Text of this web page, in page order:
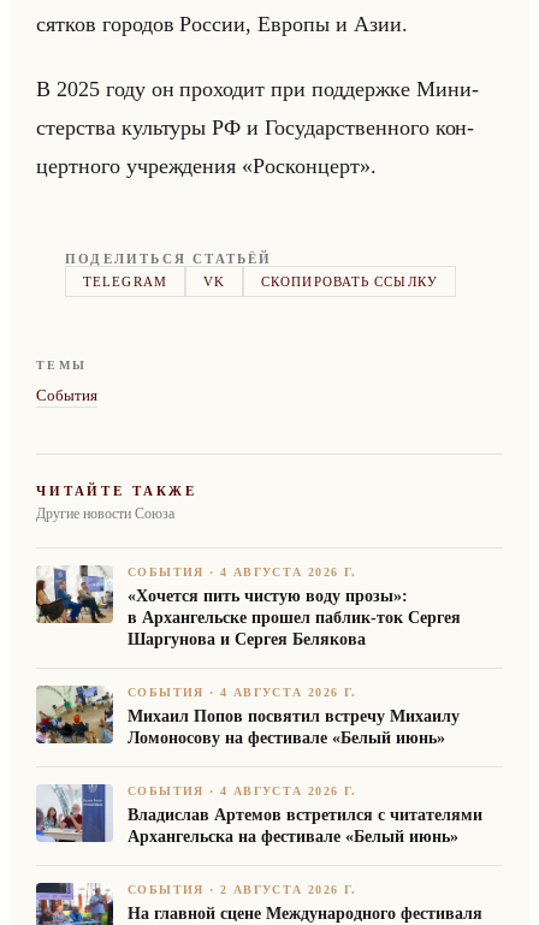
сят­ков го­ро­дов Рос­сии, Ев­ро­пы и Азии.
В 2025 году он про­хо­дит при под­держ­ке Ми­ни­
стер­ства культу­ры РФ и Го­су­дар­ствен­но­го кон­
церт­но­го учре­жде­ния «Росконцерт».
ПОДЕЛИТЬСЯ СТАТЬЁЙ
TELEGRAM
VK СКОПИРОВАТЬ ССЫЛКУ
ТЕМЫ
События
ЧИТАЙТЕ ТАКЖЕ
Другие новости Союза
СОБЫТИЯ ·4 АВГУСТА 2026 Г.
«Хочется пить чистую воду прозы»:
в Архангельске прошел паблик-ток Сергея
Шаргунова и Сергея Белякова
СОБЫТИЯ ·4 АВГУСТА 2026 Г.
Михаил Попов посвятил встречу Михаилу
Ломоносову на фестивале «Белый июнь»
СОБЫТИЯ ·4 АВГУСТА 2026 Г.
Владислав Артемов встретился с читателями
Архангельска на фестивале «Белый июнь»
СОБЫТИЯ ·2 АВГУСТА 2026 Г.
На главной сцене Международного фестиваля